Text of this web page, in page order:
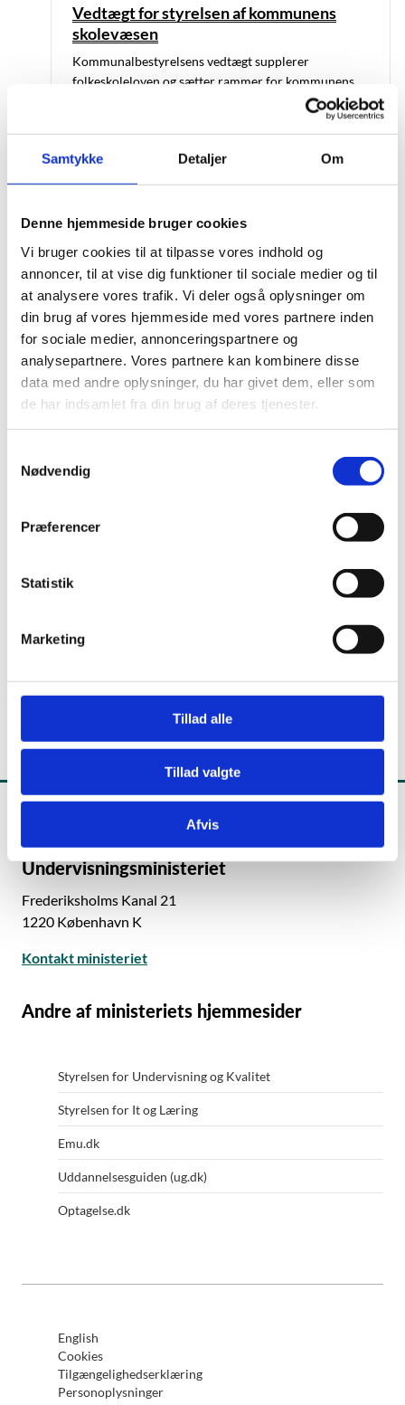
Samtykke Detaljer Om
Denne hjemmeside bruger cookies
Vi bruger cookies til at tilpasse vores indhold og
annoncer, til at vise dig funktioner til sociale medier og til
at analysere vores trafik. Vi deler også oplysninger om
din brug af vores hjemmeside med vores partnere inden
for sociale medier, annonceringspartnere og
analysepartnere. Vores partnere kan kombinere disse
data med andre oplysninger, du har givet dem, eller som
de har indsamlet fra din brug af deres tjenester.
Nødvendig
Præferencer
Statistik
Marketing
Tillad alle
Tillad valgte
Afvis
Vedtægt for styrelsen af kommunens
skolevæsen
Kommunalbestyrelsens vedtægt supplerer
folkeskoleloven og sætter rammer for kommunens
Skoleudviklingssamtaler er en ramme for tillidsfuld
og faglig dialog mellem en folkeskole og
kommunalbestyrelsen om skolens udviklings- og
indsatsområder.
Skolestruktur
Kommunen beslutter antallet af folkeskoler,
Kommunernes betaling for folkeskolens
undervisning, herunder når elever benytter retten til
Undervisningsministeriet
Frederiksholms Kanal 21
1220 København K
Kontakt ministeriet
Andre af ministeriets hjemmesider
Styrelsen for Undervisning og Kvalitet
Styrelsen for It og Læring
Emu.dk
Uddannelsesguiden (ug.dk)
Optagelse.dk
English
Cookies
Tilgængelighedserklæring
Personoplysninger